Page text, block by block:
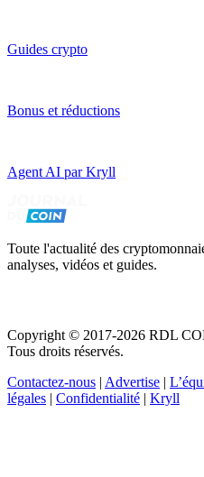
Guides crypto
Bonus et réductions
Agent AI par Kryll
Toute l'actualité des
analyses, vidéos et guides.
Copyright © 2017-2026 RDL
Tous droits réservés.
Contactez-nous | Advertise |
légales | Confidentialité | Kryll